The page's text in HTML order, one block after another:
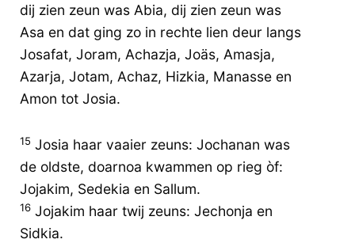
dij zien zeun was Abia, dij zien zeun was
Asa en dat ging zo in rechte lien deur langs
Josafat, Joram, Achazja, Joäs, Amasja,
Azarja, Jotam, Achaz, Hizkia, Manasse en
Amon tot Josia.
15 Josia haar vaaier zeuns: Jochanan was
de oldste, doarnoa kwammen op rieg òf:
Jojakim, Sedekia en Sallum.
16 Jojakim haar twij zeuns: Jechonja en
Sidkia.